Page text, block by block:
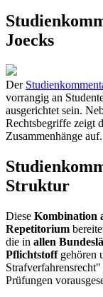
Joecks
Der
vorrangig an
ausgerichtet sein.
Rechtsbegriffe zeigt
Zusammenhänge auf.
Struktur
Diese Kombination
Repetitorium
die in allen
Pflichtstoffgehören
Prüfungen